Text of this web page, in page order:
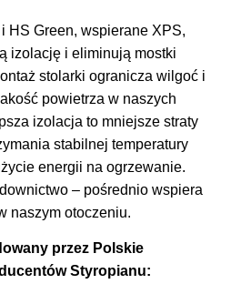
HS Green, wspierane XPS,
izolację i eliminują mostki
stolarki ogranicza wilgoć i
powietrza w naszych
izolacja to mniejsze straty
stabilnej temperatury
energii na ogrzewanie.
– pośrednio wspiera
naszym otoczeniu.
przez Polskie
Styropianu: